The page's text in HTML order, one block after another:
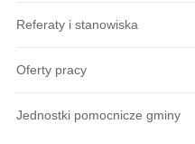
Referaty i stanowiska
Oferty pracy
Jednostki pomocnicze gminy